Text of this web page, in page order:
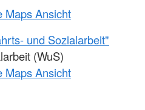
Maps Ansicht
und Sozialarbeit"
(WuS)
Maps Ansicht